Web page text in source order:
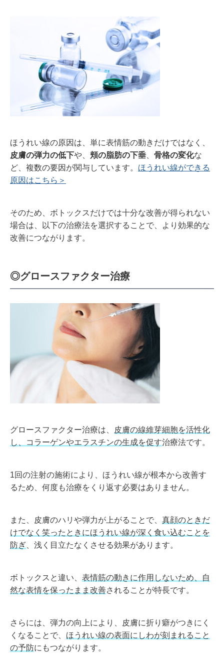
ほうれい線の原因は、単に表情筋の動きだけではなく、
皮膚の弾力の低下や、 頬の脂肪の下垂 骨格の変化な
ど、複数の要因が関与しています。 ほうれい線ができる
原因はこちら＞
そのため、ボトックスだけでは十分な改善が得られない
場合は、以下の治療法を選択することで、より効果的な
改善につながります。
◎グロースファクター治療
グロースファクター治療は、
皮膚の線維芽細胞を活性化
し、コラーゲンやエラスチンの生成を促す治療法です。
1回の注射の施術により、ほうれい線が根本から改善す
るため、何度も治療をくり返す必要はありません。
また、皮膚のハリや弾力が上がることで、 真顔のときだ
けでなく笑ったときにほうれい線が深く食い込むことを
防ぎ 、浅く目立たなくさせる効果があります。
ボトックスと違い、 表情筋の動きに作用しないため、自
然な表情を保ったまま改善されることが特長です。
さらには、弾力の向上により、皮膚に折り癖がつきにく
くなることで、 ほうれい線の表面にしわが刻まれること
の予防にもつながります。